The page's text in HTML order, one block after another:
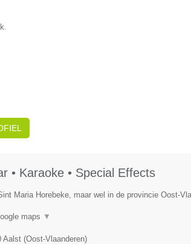
• Karaoke • Special Effects
Maria Horebeke, maar wel in de provincie Oost-
maps ▼
Aalst(Oost-Vlaanderen)